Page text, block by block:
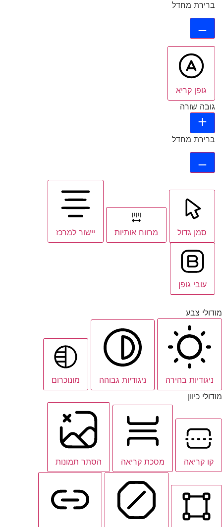
ברירת מחדל
גופן קריא
גובה שורה
ברירת מחדל
סמן גדול מרווח אותיות יישור למרכז
עובי גופן
מודולי צבע
ניגודיות בהירה ניגודיות גבוהה
מונוכרום
מודולי כיוון
קו קריאה מסכת קריאה הסתר תמונות